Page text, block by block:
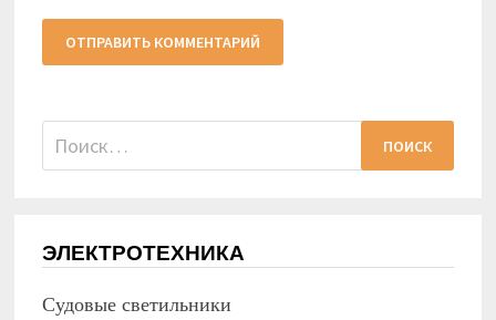
Найти:
ЭЛЕКТРОТЕХНИКА
Судовые светильники